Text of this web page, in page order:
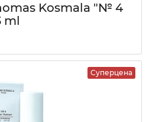
Kosmala "№ 4
ml
Суперцена